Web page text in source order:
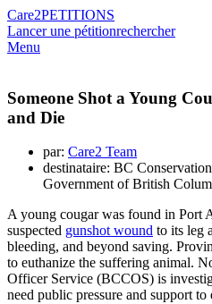
Care2PETITIONS
Lancer une pétitionrechercher
Menu
Someone Shot a Young
and Die
par: Care2 Team
destinataire: BC
Government of British
A young cougar was found in Port
suspected gunshot wound to its leg
bleeding, and beyond saving.
to euthanize the suffering animal.
Officer Service (BCCOS) is
need public pressure and support to